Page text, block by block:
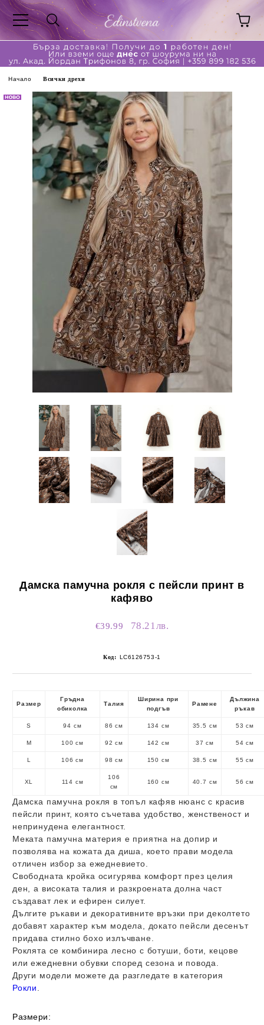
Начало Всички дрехи
Дамска памучна рокля с пейсли принт в
кафяво
€39.99 78.21лв.
Код: LC6126753-1
Размер
Гръдна
обиколка
Талия
Ширина при
подгъв
Рамене
Дължина
ръкав
S 94 см 86 см 134 см 35.5 см 53 см
M 100 см 92 см 142 см 37 см 54 см
L 106 см 98 см 150 см 38.5 см 55 см
XL 114 см
106
см
160 см 40.7 см 56 см
Дамска памучна рокля в топъл кафяв нюанс с красив
пейсли принт, която съчетава удобство, женственост и
непринудена елегантност.
Меката памучна материя е приятна на допир и
позволява на кожата да диша, което прави модела
отличен избор за ежедневието.
Свободната кройка осигурява комфорт през целия
ден, а високата талия и разкроената долна част
създават лек и ефирен силует.
Дългите ръкави и декоративните връзки при деколтето
добавят характер към модела, докато пейсли десенът
придава стилно бохо излъчване.
Роклята се комбинира лесно с ботуши, боти, кецове
или ежедневни обувки според сезона и повода.
Други модели можете да разгледате в категория
Рокли
Размери: